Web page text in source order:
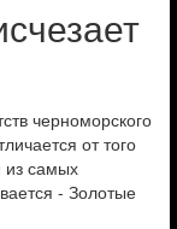
черноморского
от того
из самых
- Золотые